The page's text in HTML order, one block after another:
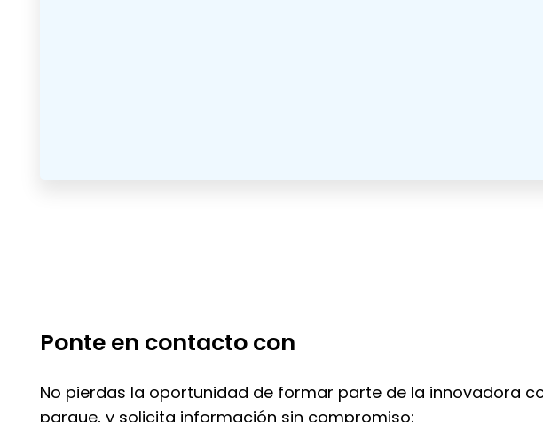
Ponte en contacto con
No pierdas la oportunidad de formar parte de la innovadora
parque, y solicita información sin compromiso: